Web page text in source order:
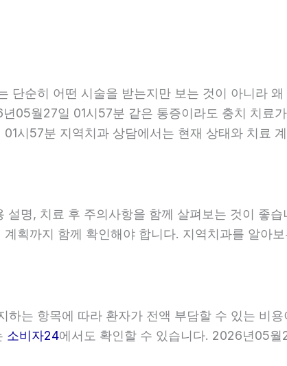
순히 어떤 시술을 받는지만 보는 것이 아니라
05월27일 01시57분 같은 통증이라도 충치 치료
시57분 지역치과 상담에서는 현재 상태와 치료
명, 치료 후 주의사항을 함께 살펴보는 것이 좋
획까지 함께 확인해야 합니다. 지역치과를 알아
는 항목에 따라 환자가 전액 부담할 수 있는 비
소비자24에서도 확인할 수 있습니다. 2026년05월